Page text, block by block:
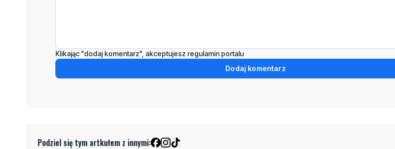
Klikając "dodaj komentarz", akceptujesz regulamin portalu
Dodaj komentarz
Podziel się tym artkułem z innymi: